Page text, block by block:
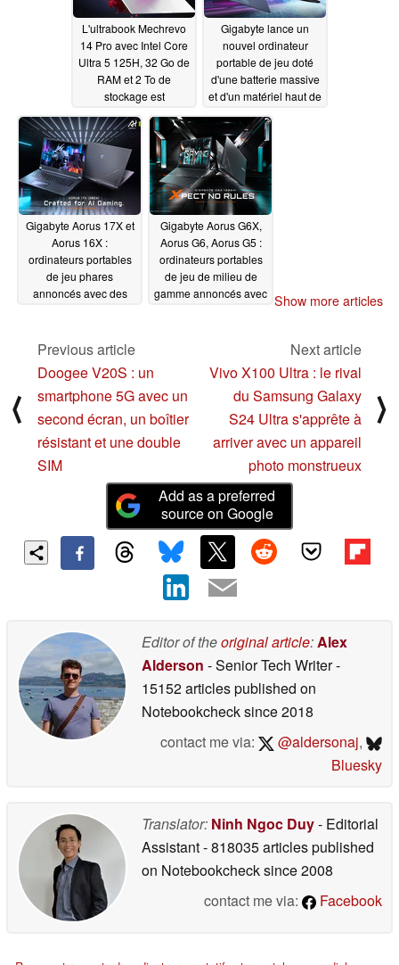
L'ultrabook Mechrevo
14 Pro avec Intel Core
Ultra 5 125H, 32 Go de
RAM et 2 To de
stockage est
à 969,99 euros
01/18/2024
Gigabyte lance un
nouvel ordinateur
portable de jeu doté
d'une batterie massive
et d'un matériel haut de
01/14/2024
Gigabyte Aorus 17X et
Aorus 16X :
ordinateurs portables
de jeu phares
annoncés avec des
01/11/2024
Gigabyte Aorus G6X,
Aorus G6, Aorus G5 :
ordinateurs portables
de jeu de milieu de
gamme annoncés avec Show more articles
⟨
Previous article
Doogee V20S : un
smartphone 5G avec un
second écran, un boîtier
résistant et une double
SIM
Next article
Vivo X100 Ultra : le rival
du Samsung Galaxy
S24 Ultra s'apprête à
arriver avec un appareil
photo monstrueux
⟩
Add as a preferred
source on Google
Editor of theoriginal article:Alex
Alderson - Senior Tech Writer-
15152 articles published on
Notebookchecksince 2018
contact me via:
@aldersonaj,
Bluesky
Translator: Ninh Ngoc Duy- Editorial
Assistant- 818035 articles published
on Notebookchecksince 2008
contact me via:
Facebook